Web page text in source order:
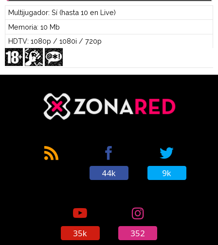
Multijugador: Sí (hasta 10 en Live)
Memoria: 10 Mb
HDTV: 1080p / 1080i / 720p
44k 9k
35k 352